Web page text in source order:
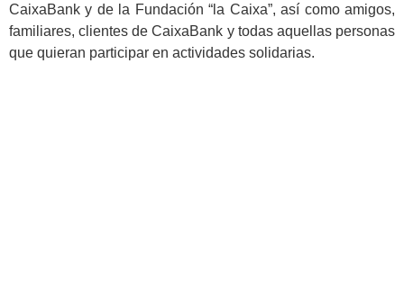
CaixaBank y de la Fundación “la Caixa”, así como amigos,
familiares, clientes de CaixaBank y todas aquellas personas
que quieran participar en actividades solidarias.